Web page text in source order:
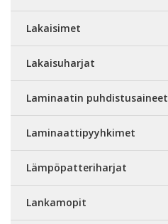
Lakaisimet
Lakaisuharjat
Laminaatin puhdistusaineet
Laminaattipyyhkimet
Lämpöpatteriharjat
Lankamopit